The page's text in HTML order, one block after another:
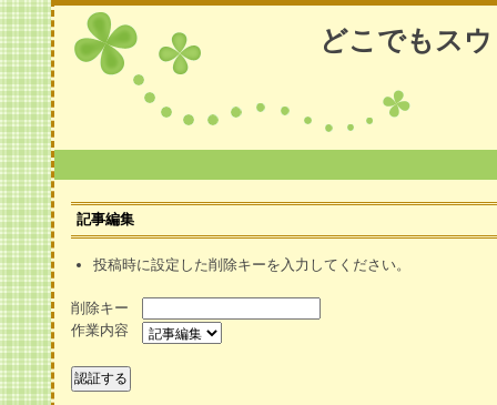
どこでもス
記事編集
投稿時に設定した削除キーを入力してください。
削除キー
作業内容